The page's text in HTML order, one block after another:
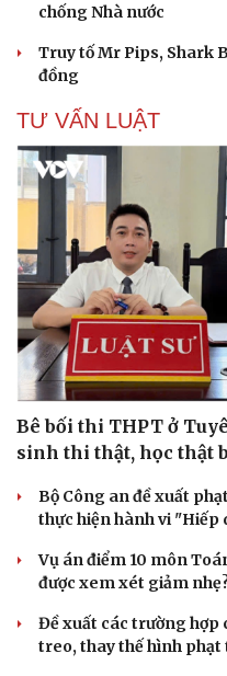
Cải chính
chống Nhà nước
Truy tố Mr Pips, Shark
đồng
TƯ VẤN LUẬT
Bê bối thi THPT ở
sinh thi thật, học thật
Bộ Công an đề xuất
thực hiện hành vi "Hiếp
Vụ án điểm 10 môn
được xem xét giảm
Đề xuất các trường hợp
treo, thay thế hình phạt